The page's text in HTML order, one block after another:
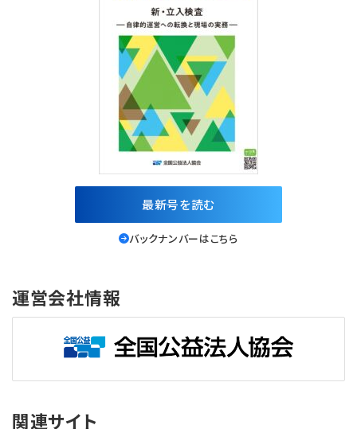
最新号を読む
バックナンバーはこちら
運営会社情報
関連サイト